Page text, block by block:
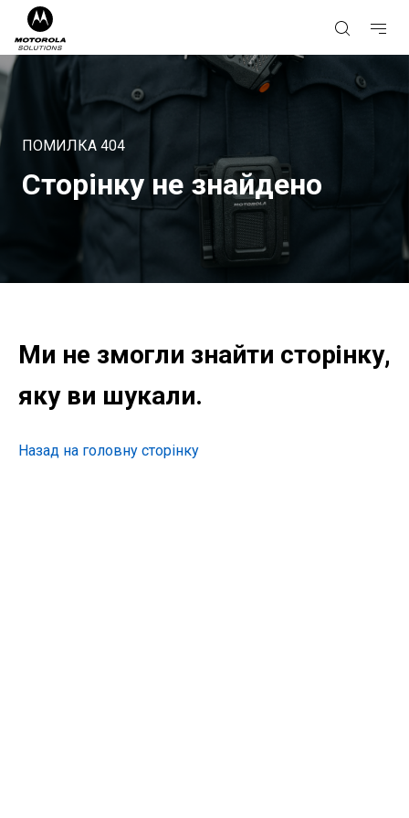
ПОМИЛКА 404
Сторінку не знайдено
Ми не змогли знайти сторінку,
яку ви шукали.
Назад на головну сторінку